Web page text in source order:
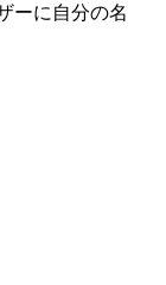
ーに自分の名